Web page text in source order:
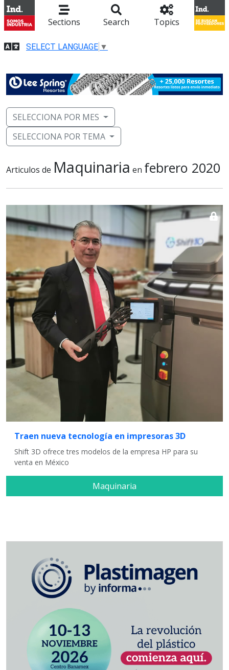
Sections Search Topics
SELECT LANGUAGE ▼
SELECCIONA POR MES
SELECCIONA POR TEMA
Articulos de Maquinaria en febrero 2020
Traen nueva tecnología en impresoras 3D
Shift 3D ofrece tres modelos de la empresa HP para su
venta en México
Maquinaria